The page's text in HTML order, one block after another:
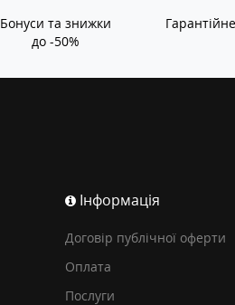
Бонуси та знижки
до -50%
Інформація
Договір публічної оферти
Оплата
Послуги